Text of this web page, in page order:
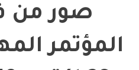
صور من
المؤتمر